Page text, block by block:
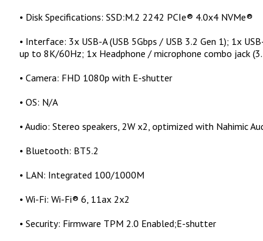
• Disk Specifications: SSD:M.2 2242 PCIe® 4.0x4 NVMe®
• Interface: 3x USB-A (USB 5Gbps / USB 3.2 Gen 1); 1x
up to 8K/60Hz; 1x Headphone / microphone combo jack
• Camera: FHD 1080p with E-shutter
• OS: N/A
• Audio: Stereo speakers, 2W x2, optimized with Nahimic
• Bluetooth: BT5.2
• LAN: Integrated 100/1000M
• Wi-Fi: Wi-Fi® 6, 11ax 2x2
• Security: Firmware TPM 2.0 Enabled;E-shutter